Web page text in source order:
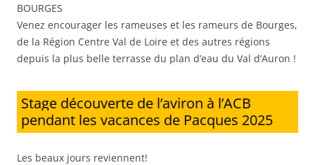
BOURGES
Venez encourager les rameuses et les rameurs de Bourges,
de la Région Centre Val de Loire et des autres régions
depuis la plus belle terrasse du plan d’eau du Val d’Auron !
Stage découverte de l’aviron à l’ACB
pendant les vacances de Pacques 2025
Les beaux jours reviennent!